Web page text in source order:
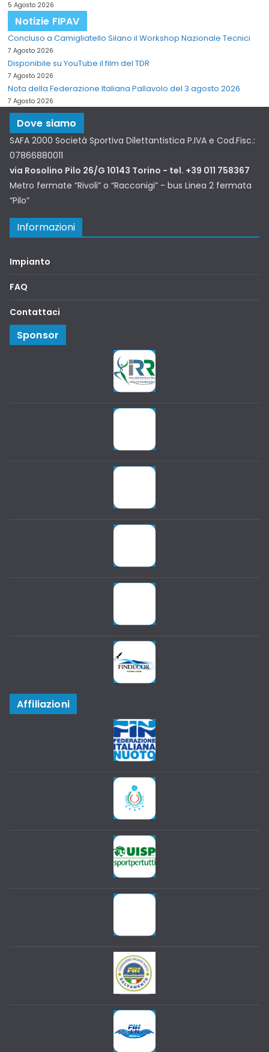
5 Agosto 2026
Notizie FIPAV
Concluso a Camigliatello Silano il Workshop Nazionale Tecnici
7 Agosto 2026
Disponibile su YouTube il film del TDR
7 Agosto 2026
Nota della Federazione Italiana Pallavolo del 3 agosto 2026
7 Agosto 2026
Dove siamo
SAFA 2000 Società Sportiva Dilettantistica P.IVA e Cod.Fisc.:
07866880011
via Rosolino Pilo 26/G 10143 Torino - tel. +39 011 758367
Metro fermate “Rivoli” o “Racconigi” - bus Linea 2 fermata
“Pilo”
Informazioni
Impianto
FAQ
Contattaci
Sponsor
Affiliazioni